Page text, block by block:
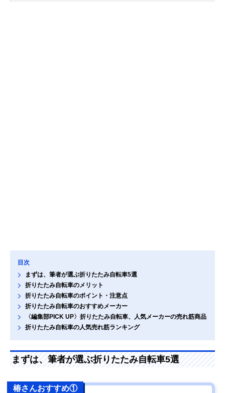
目次
まずは、筆者が選ぶ折りたたみ自転車5選
折りたたみ自転車のメリット
折りたたみ自転車のポイント・注意点
折りたたみ自転車のおすすめメーカー
〈編集部PICK UP〉折りたたみ自転車、人気メーカーの売れ筋商品
折りたたみ自転車の人気売れ筋ランキング
まずは、筆者が選ぶ折りたたみ自転車5選
椿さんおすすめ①